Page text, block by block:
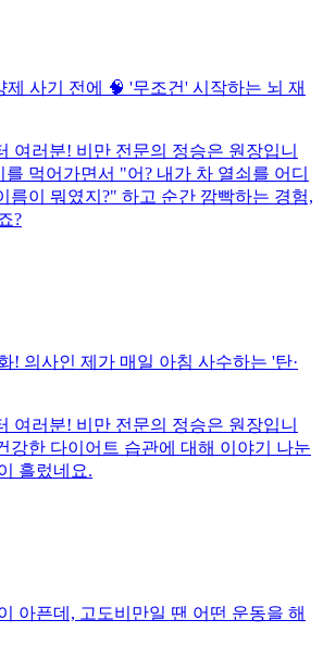
사기 전에 🧠 '무조건' 시작하는 뇌 재
여러분! 비만 전문의 정승은 원장입니
를 먹어가면서 "어? 내가 차 열쇠를 어디
름이 뭐였지?" 하고 순간 깜빡하는 경험,
?
! 의사인 제가 매일 아침 사수하는 '탄·
여러분! 비만 전문의 정승은 원장입니
강한 다이어트 습관에 대해 이야기 나눈
흘렀네요.
아픈데, 고도비만일 땐 어떤 운동을 해